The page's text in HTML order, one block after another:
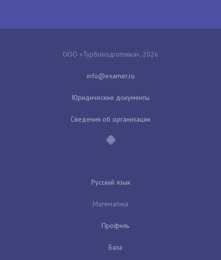
ООО «Турбоподготовка», 2026
Юридические документы
Сведения об организации
Русский язык
Математика
Профиль
База